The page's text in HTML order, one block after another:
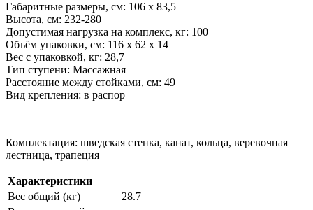
Габаритные размеры, см: 106 x 83,5
Высота, см: 232-280
Допустимая нагрузка на комплекс, кг: 100
Объём упаковки, см: 116 x 62 x 14
Вес с упаковкой, кг: 28,7
Тип ступени: Массажная
Расстояние между стойками, см: 49
Вид крепления: в распор
Комплектация: шведская стенка, канат, кольца, веревочная
лестница, трапеция
Характеристики
Вес общий (кг)
28.7